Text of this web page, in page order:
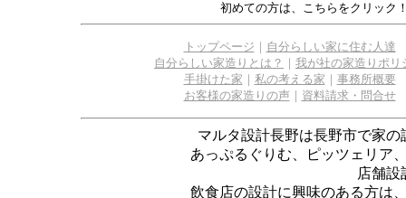
初めての方は、こちらをクリック
トップページ
自分らしい家に住む人達
自分らしい家造りとは？
我が社の家造りポリ
手掛けた家
私の考える家
事務所概要
お客様の家造りの声｜ 資料請求・問合せ
マルタ設計長野は長野市で家
あっぷるぐりむ、ピッツェリア
店舗設
飲食店の設計に興味のある方は